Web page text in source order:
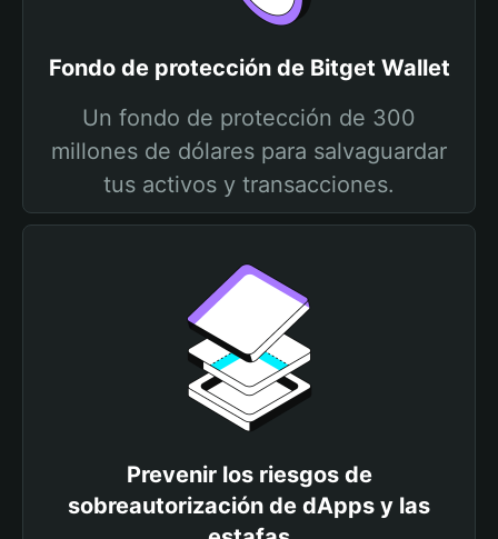
Fondo de protección de Bitget Wallet
Un fondo de protección de 300
millones de dólares para salvaguardar
tus activos y transacciones.
Prevenir los riesgos de
sobreautorización de dApps y las